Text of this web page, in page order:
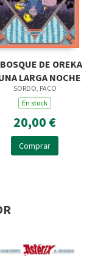
DE OREKA
LARGA NOCHE
SORDO, PACO
En stock
20,00 €
Comprar